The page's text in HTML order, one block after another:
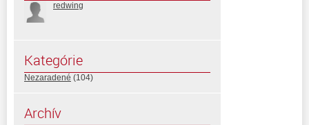
redwing
Kategórie
Nezaradené (104)
Archív